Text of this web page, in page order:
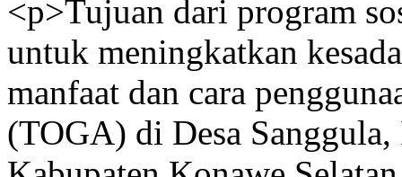
<p>Tujuan dari program
untuk meningkatkan
manfaat dan cara
(TOGA) di Desa